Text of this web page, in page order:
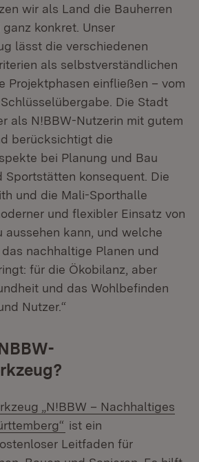
wir als Land die Bauherren
konkret. Unser
lässt die verschiedenen
als selbstverständlichen
Projektphasen einfließen – vom
Die Stadt
als N!BBW-Nutzerin mit gutem
berücksichtigt die
bei Planung und Bau
Sportstätten konsequent. Die
und die Mali-Sporthalle
und flexibler Einsatz von
aussehen kann, und welche
nachhaltige Planen und
für die Ökobilanz, aber
und das Wohlbefinden
Nutzer.“
„N!BBW – Nachhaltiges
ist ein
Leitfaden für